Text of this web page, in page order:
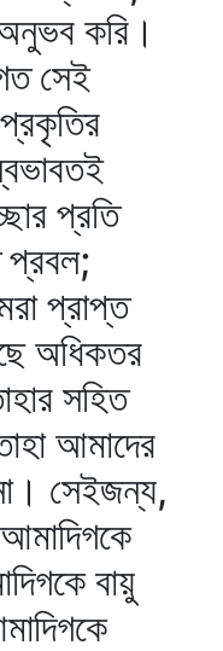
করি।
সেই
প্রতি
প্রাপ্ত
অধিকতর
সহিত
আমাদের
সেইজন্য,
বায়ু